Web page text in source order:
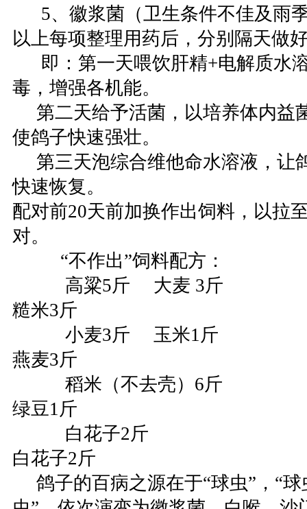
5、徽浆菌（卫生条件不佳及雨
以上每项整理用药后，分别隔天做
即：第一天喂饮肝精+电解质水
毒，增强各机能。
第二天给予活菌，以培养体内益
使鸽子快速强壮。
第三天泡综合维他命水溶液，让
快速恢复。
配对前20天前加换作出饲料，以拉
对。
“不作出”饲料配方： “
高粱5斤 大麦 3
糙米3斤
小麦3斤 玉米1
燕麦3斤
稻米（不去壳）6斤
绿豆1斤
白花子2斤
白花子2斤
鸽子的百病之源在于“球虫”，“球